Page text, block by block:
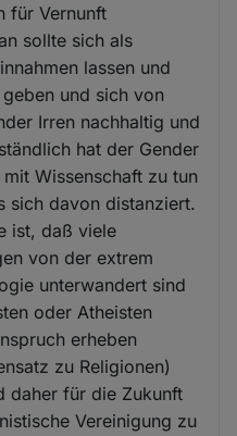
für Vernunft
sollte sich als
lassen und
und sich von
Irren nachhaltig und
hat der Gender
Wissenschaft zu tun
sich davon distanziert.
ist, daß viele
von der extrem
unterwandert sind
oder Atheisten
erheben
zu Religionen)
daher für die Zukunft
Vereinigung zu